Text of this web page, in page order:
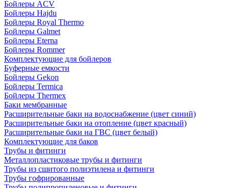
Бойлеры ACV
Бойлеры Hajdu
Бойлеры Royal Thermo
Бойлеры Galmet
Бойлеры Eterna
Бойлеры Rommer
Комплектующие для бойлеров
Буферные емкости
Бойлеры Gekon
Бойлеры Termica
Бойлеры Thermex
Баки мембранные
Расширительные баки на водоснабжение (цвет синий)
Расширительные баки на отопление (цвет красный)
Расширительные баки на ГВС (цвет белый)
Комплектующие для баков
Трубы и фитинги
Металлопластиковые трубы и фитинги
Трубы из сшитого полиэтилена и фитинги
Трубы гофрированные